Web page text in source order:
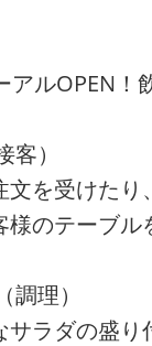
アルOPEN！
）
文を受けたり
様のテーブル
理）
サラダの盛